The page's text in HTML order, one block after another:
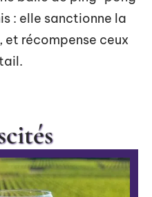
: elle sanctionne la
récompense ceux